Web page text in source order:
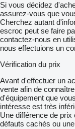
Si vous décidez
assurez-vous que
Cherchez autant
escroc peut se faire
contactez-nous en
nous effectuions un
Vérification du prix
Avant d'effectuer un
vente afin de
d'équipement que
intéresse est très
Une différence de
défauts cachés ou